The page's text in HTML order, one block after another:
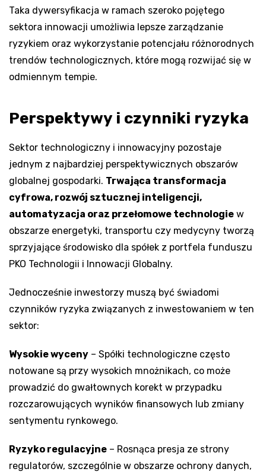
Taka dywersyfikacja w ramach szeroko pojętego
sektora innowacji umożliwia lepsze zarządzanie
ryzykiem oraz wykorzystanie potencjału różnorodnych
trendów technologicznych, które mogą rozwijać się w
odmiennym tempie.
Perspektywy i czynniki ryzyka
Sektor technologiczny i innowacyjny pozostaje
jednym z najbardziej perspektywicznych obszarów
globalnej gospodarki. Trwająca transformacja
cyfrowa, rozwój sztucznej inteligencji,
automatyzacja oraz przełomowe technologie w
obszarze energetyki, transportu czy medycyny tworzą
sprzyjające środowisko dla spółek z portfela funduszu
PKO Technologii i Innowacji Globalny.
Jednocześnie inwestorzy muszą być świadomi
czynników ryzyka związanych z inwestowaniem w ten
sektor:
Wysokie wyceny – Spółki technologiczne często
notowane są przy wysokich mnożnikach, co może
prowadzić do gwałtownych korekt w przypadku
rozczarowujących wyników finansowych lub zmiany
sentymentu rynkowego.
Ryzyko regulacyjne – Rosnąca presja ze strony
regulatorów, szczególnie w obszarze ochrony danych,